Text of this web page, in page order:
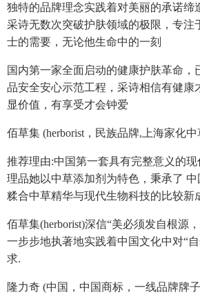
独特的品牌理念实践着对美丽的承诺
采诗无数次突破护肤领域的极限，专注
士的需要，无论他生命中的一刻
国内第一家全面启动的健康护肤革命，
品安全安心示范工程，采诗相信有健康
显价值，有享受才会钟爱
佰草集 (herborist，民族品牌,上海家化
推荐理由:中国第一套具有完整意义的
理品她以中草添加剂为特色，秉承了 中
糅合中草精华与现代生物科技的比较新
佰草集(herborist)深信“美必须发自根源
一步步地执著地实践着中国文化中对“
求.
隆力奇 (中国，中国商标，一线品牌牌